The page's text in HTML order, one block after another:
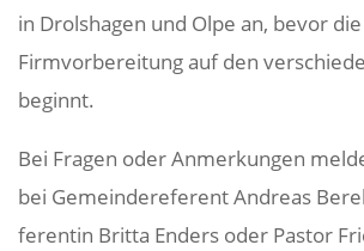
in Drol­s­hagen und Olpe an, bevor
Firm­vor­be­rei­tung auf den
beginnt.
Bei Fragen oder Anmer­kungen
bei Gemein­de­re­fe­rent Andreas
fe­rentin Britta Enders oder Pastor